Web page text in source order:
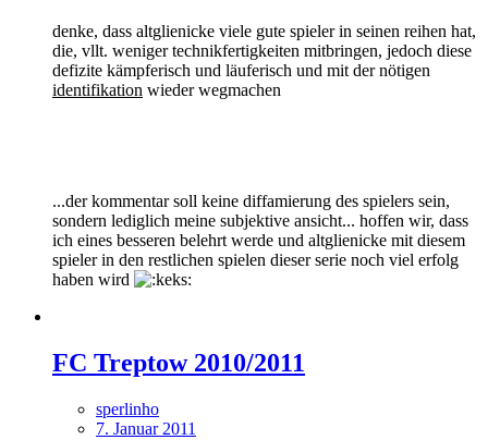
denke, dass altglienicke viele gute spieler in seinen reihen hat,
die, vllt. weniger technikfertigkeiten mitbringen, jedoch diese
defizite kämpferisch und läuferisch und mit der nötigen
identifikation wieder wegmachen
...der kommentar soll keine diffamierung des spielers sein,
sondern lediglich meine subjektive ansicht... hoffen wir, dass
ich eines besseren belehrt werde und altglienicke mit diesem
spieler in den restlichen spielen dieser serie noch viel erfolg
haben wird
FC Treptow 2010/2011
sperlinho
7. Januar 2011